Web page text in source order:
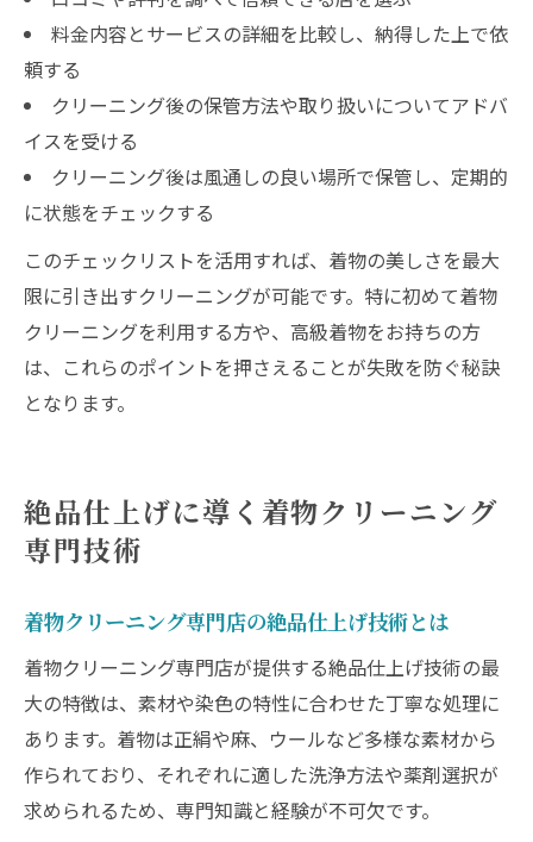
料金内容とサービスの詳細を比較し、納得した上で依
頼する
クリーニング後の保管方法や取り扱いについてアドバ
イスを受ける
クリーニング後は風通しの良い場所で保管し、定期的
に状態をチェックする
このチェックリストを活用すれば、着物の美しさを最大
限に引き出すクリーニングが可能です。特に初めて着物
クリーニングを利用する方や、高級着物をお持ちの方
は、これらのポイントを押さえることが失敗を防ぐ秘訣
となります。
絶品仕上げに導く着物クリーニング
専門技術
着物クリーニング専門店の絶品仕上げ技術とは
着物クリーニング専門店が提供する絶品仕上げ技術の最
大の特徴は、素材や染色の特性に合わせた丁寧な処理に
あります。着物は正絹や麻、ウールなど多様な素材から
作られており、それぞれに適した洗浄方法や薬剤選択が
求められるため、専門知識と経験が不可欠です。